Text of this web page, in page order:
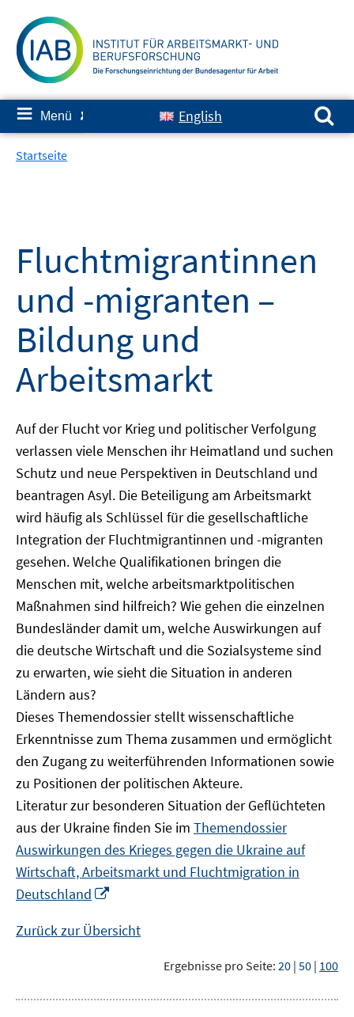
zum
Inhalt
≡ Menü ✘ English
Suchen nach:
Startseite
Fluchtmigrantinnen
und -migranten –
Bildung und
Arbeitsmarkt
Auf der Flucht vor Krieg und politischer Verfolgung
verlassen viele Menschen ihr Heimatland und suchen
Schutz und neue Perspektiven in Deutschland und
beantragen Asyl. Die Beteiligung am Arbeitsmarkt
wird häufig als Schlüssel für die gesellschaftliche
Integration der Fluchtmigrantinnen und -migranten
gesehen. Welche Qualifikationen bringen die
Menschen mit, welche arbeitsmarktpolitischen
Maßnahmen sind hilfreich? Wie gehen die einzelnen
Bundesländer damit um, welche Auswirkungen auf
die deutsche Wirtschaft und die Sozialsysteme sind
zu erwarten, wie sieht die Situation in anderen
Ländern aus?
Dieses Themendossier stellt wissenschaftliche
Erkenntnisse zum Thema zusammen und ermöglicht
den Zugang zu weiterführenden Informationen sowie
zu Positionen der politischen Akteure.
Literatur zur besonderen Situation der Geflüchteten
aus der Ukraine finden Sie im Themendossier
Auswirkungen des Krieges gegen die Ukraine auf
Wirtschaft, Arbeitsmarkt und Fluchtmigration in
Deutschland
Fenster
Zurück zur Übersicht
Ergebnisse pro Seite: 20 | 50 | 100